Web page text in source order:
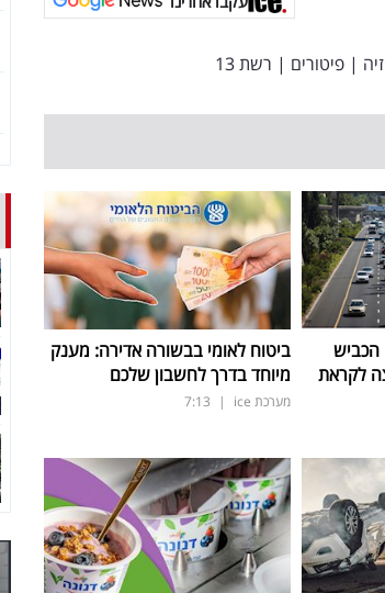
| פיטורים | רשת 13
הכביש
לקראת
ביטוח לאומי בבשורה אדירה: מענק
מיוחד בדרך לחשבון שלכם
מערכת ice |
7:13